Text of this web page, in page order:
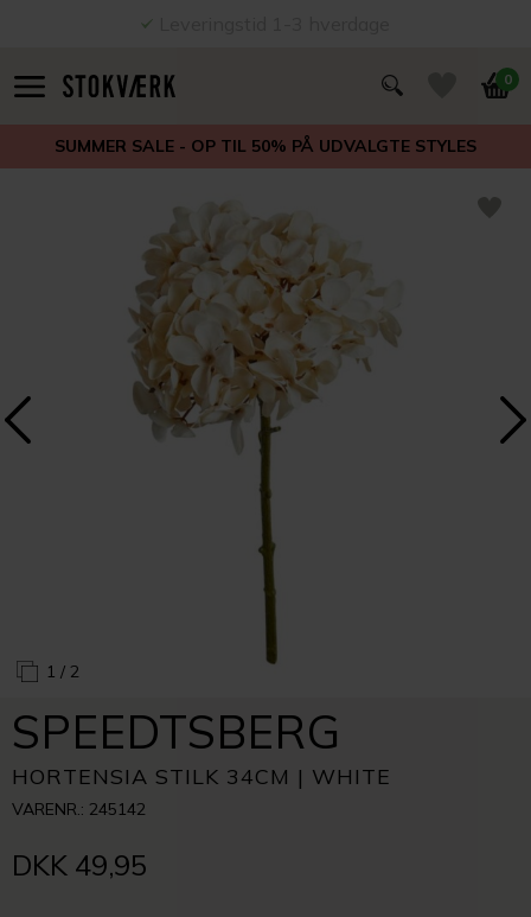
0
SUMMER SALE - OP TIL 50% PÅ UDVALGTE STYLES
1 / 2
SPEEDTSBERG
HORTENSIA STILK 34CM | WHITE
VARENR.: 245142
DKK 49,95